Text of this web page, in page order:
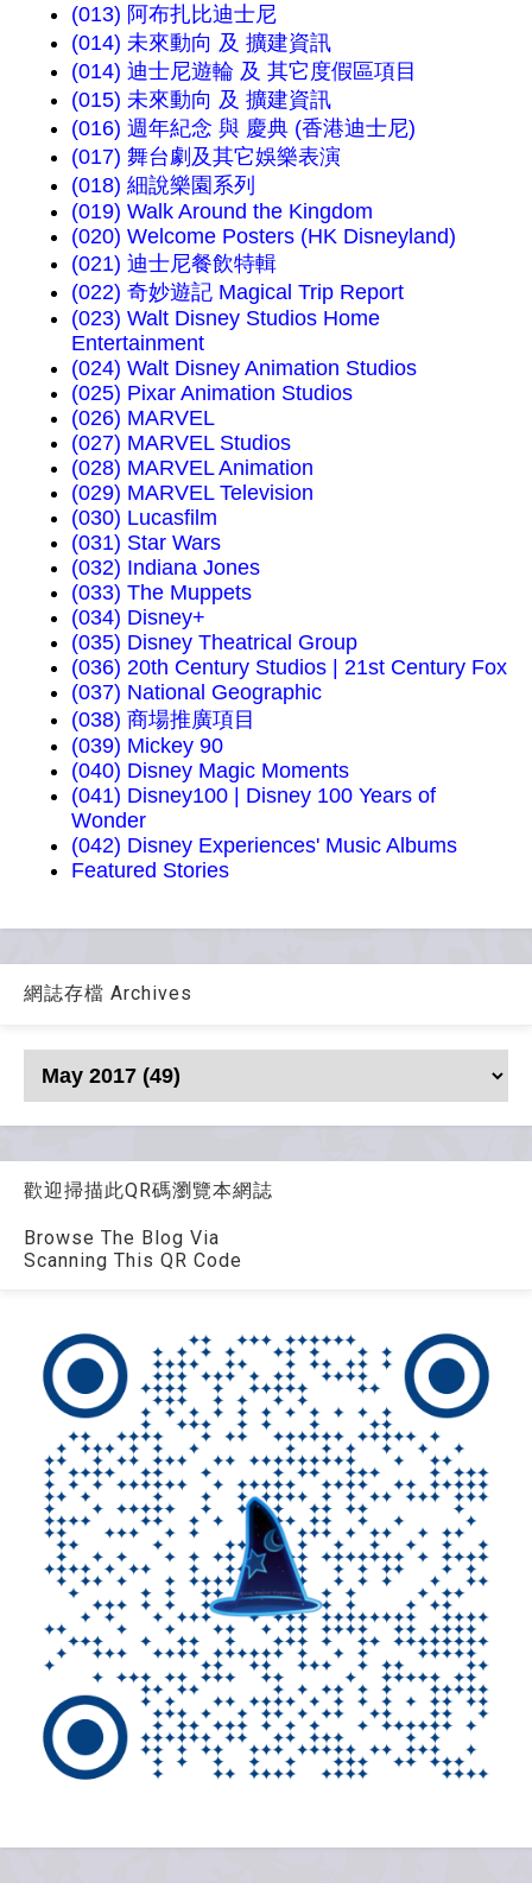
(013) 阿布扎比迪士尼
(014) 未來動向 及 擴建資訊
(014) 迪士尼遊輪 及 其它度假區項目
(015) 未來動向 及 擴建資訊
(016) 週年紀念 與 慶典 (香港迪士尼)
(017) 舞台劇及其它娛樂表演
(018) 細說樂園系列
(019) Walk Around the Kingdom
(020) Welcome Posters (HK Disneyland)
(021) 迪士尼餐飲特輯
(022) 奇妙遊記 Magical Trip Report
(023) Walt Disney Studios Home
Entertainment
(024) Walt Disney Animation Studios
(025) Pixar Animation Studios
(026) MARVEL
(027) MARVEL Studios
(028) MARVEL Animation
(029) MARVEL Television
(030) Lucasfilm
(031) Star Wars
(032) Indiana Jones
(033) The Muppets
(034) Disney+
(035) Disney Theatrical Group
(036) 20th Century Studios | 21st Century Fox
(037) National Geographic
(038) 商場推廣項目
(039) Mickey 90
(040) Disney Magic Moments
(041) Disney100 | Disney 100 Years of
Wonder
(042) Disney Experiences' Music Albums
Featured Stories
網誌存檔 Archives
歡迎掃描此QR碼瀏覽本網誌
Browse The Blog Via
Scanning This QR Code